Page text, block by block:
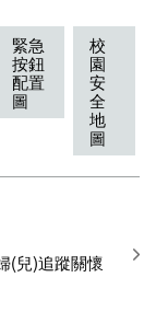
緊急
按鈕
配置
圖
校
園
安
全
地
圖
(兒)追蹤關懷